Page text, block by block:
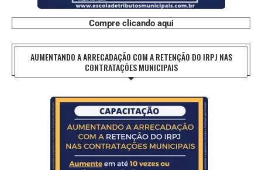
Compre clicando aqui
AUMENTANDO A ARRECADAÇÃO COM A RETENÇÃO DO IRPJ NAS
CONTRATAÇÕES MUNICIPAIS